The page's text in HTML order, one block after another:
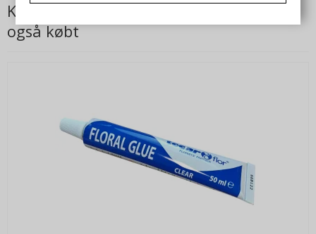
Kunder der har købt dette produkt har
også købt